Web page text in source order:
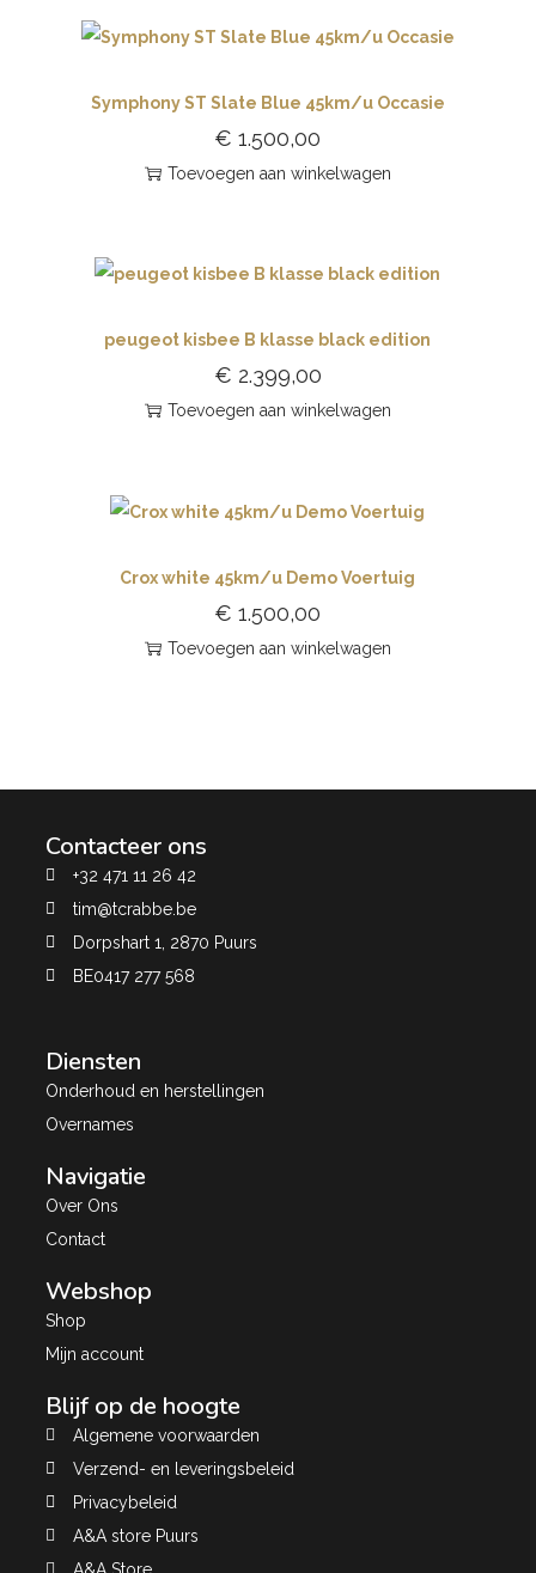
Symphony ST Slate Blue 45km/u Occasie
€ 1.500,00
Toevoegen aan winkelwagen
peugeot kisbee B klasse black edition
€ 2.399,00
Toevoegen aan winkelwagen
Crox white 45km/u Demo Voertuig
€ 1.500,00
Toevoegen aan winkelwagen
Contacteer ons
+32 471 11 26 42
tim@tcrabbe.be
Dorpshart 1, 2870 Puurs
BE0417 277 568
Diensten
Onderhoud en herstellingen
Overnames
Navigatie
Over Ons
Contact
Webshop
Shop
Mijn account
Blijf op de hoogte
Algemene voorwaarden
Verzend- en leveringsbeleid
Privacybeleid
A&A store Puurs
A&A Store